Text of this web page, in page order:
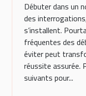
Débuter dans un
des
s’installent.
fréquentes des
éviter peut
réussite assurée.
suivants pour...